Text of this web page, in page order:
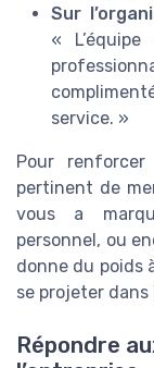
Sur
«
service. »
Pour
pertinent de
vous a
personnel, ou
donne du poids
se projeter dans
Répondre